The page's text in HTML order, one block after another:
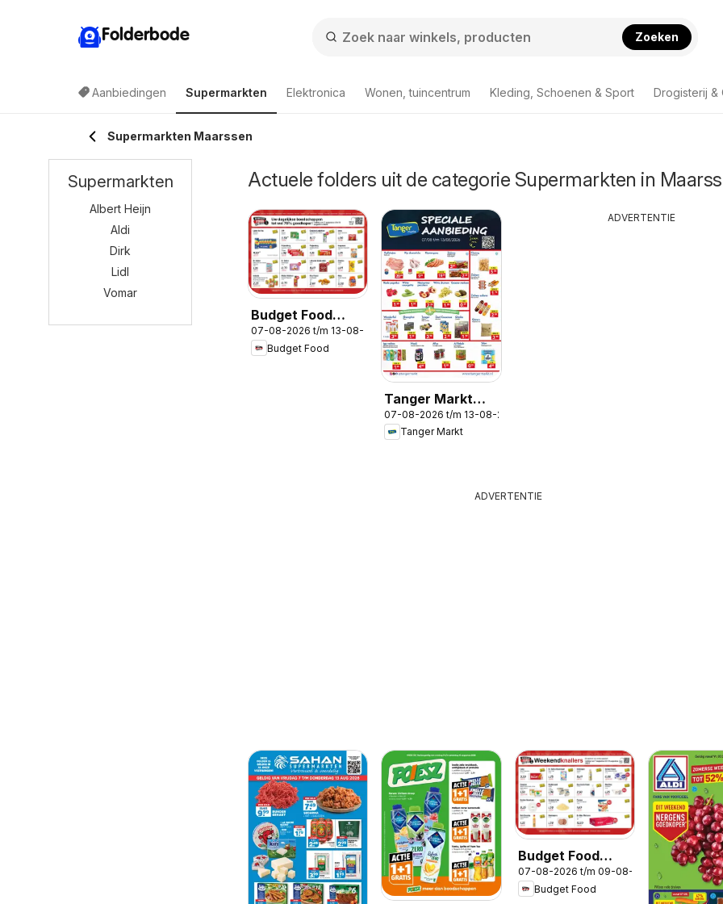
Folderbode Zoeken
Aanbiedingen Supermarkten Elektronica Wonen, tuincentrum Kleding, Schoenen & Sport Drogisterij &
Supermarkten Maarssen
Actuele folders uit de categorie Supermarkten in
Budget Food
folder
07-08-2026 t/m 13-08-2026
Budget Food
Tanger Markt
folder
07-08-2026 t/m 13-08-2026
Tanger Markt
ADVERTENTIE
ADVERTENTIE
Budget Food
folder -
Weekendfolder
07-08-2026 t/m 09-08-2026
Budget Food
Supermarkten
Albert Heijn
Aldi
Dirk
Lidl
Vomar